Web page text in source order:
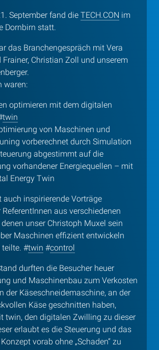
September fand die TECH.CON im
Dornbirn statt.
das Branchengespräch mit Vera
Frainer, Christian Zoll und unserem
waren:
optimieren mit dem digitalen
twin
von Maschinen und
vorberechnet durch Simulation
abgestimmt auf die
vorhandener Energiequellen – mit
Energy Twin
auch inspirierende Vorträge
aus verschiedenen
unser Christoph Muxel sein
Maschinen effizient entwickeln
teilte. #twin #control
durften die Besucher heuer
und Maschinenbau zum Verkosten
der Käseschneidemaschine, an der
Käse geschnitten haben,
twin, den digitalen Zwilling zu dieser
erlaubt es die Steuerung und das
vorab ohne „Schaden“ zu